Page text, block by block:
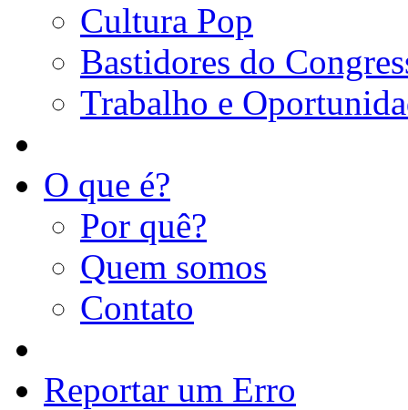
Cultura Pop
Bastidores do
Trabalho e
O que é?
Por quê?
Quem somos
Contato
Reportar um Erro